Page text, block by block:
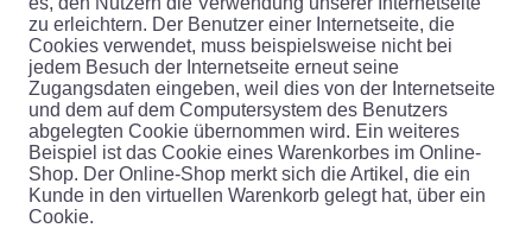
zu erleichtern. Der Benutzer einer Internetseite, die
Cookies verwendet, muss beispielsweise nicht bei
jedem Besuch der Internetseite erneut seine
Zugangsdaten eingeben, weil dies von der Internetseite
und dem auf dem Computersystem des Benutzers
abgelegten Cookie übernommen wird. Ein weiteres
Beispiel ist das Cookie eines Warenkorbes im Online-
Shop. Der Online-Shop merkt sich die Artikel, die ein
Kunde in den virtuellen Warenkorb gelegt hat, über ein
Cookie.